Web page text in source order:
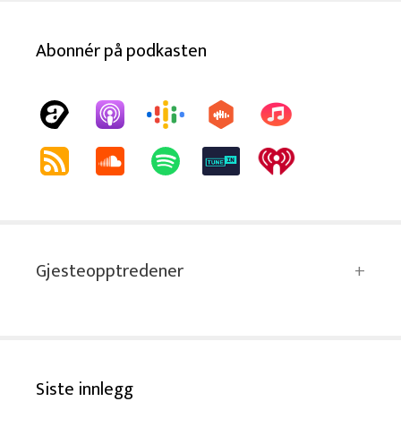
Abonnér på podkasten
Gjesteopptredener
Siste innlegg